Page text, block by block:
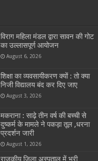
विराग महिला मंडल द्वारा सावन की गोट
का उल्लासपूर्ण आयोजन
August 6, 2026
शिक्षा का व्यवसायीकरण क्यों : तो क्या
निजी विद्यालय बंद कर दिए जाए
August 3, 2026
मकराना : साढ़े तीन वर्ष की बच्ची से
दुष्कर्म के मामले ने पकड़ा तूल ,धरना
प्रदर्शन जारी
August 1, 2026
राजकीय जिला अस्पताल में भरी